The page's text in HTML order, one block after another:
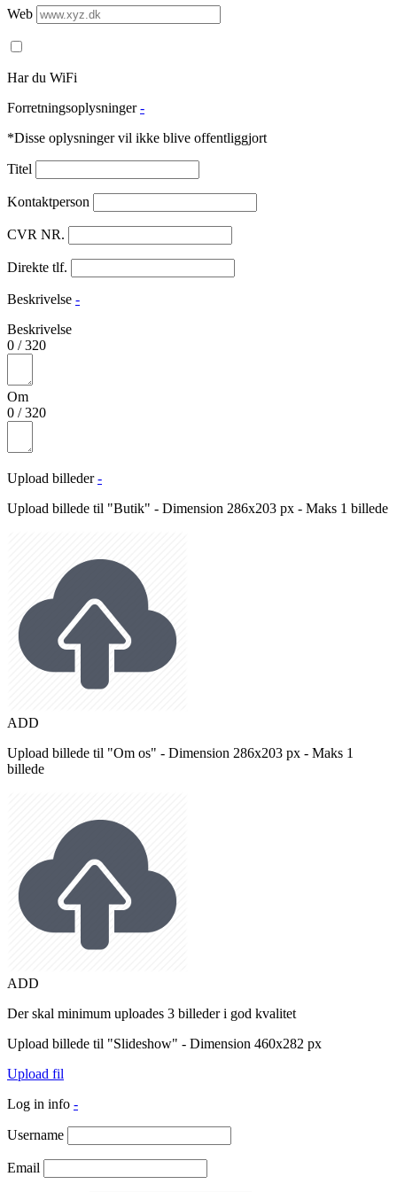
Web
Har du WiFi
Forretningsoplysninger -
*Disse oplysninger vil ikke blive offentliggjort
Titel
Kontaktperson
CVR NR.
Direkte tlf.
Beskrivelse -
Beskrivelse
0 /320
Om
0 /320
Upload billeder -
Upload billede til "Butik" - Dimension 286x203 px - Maks 1 billede
ADD
Upload billede til "Om os" - Dimension 286x203 px - Maks 1
billede
ADD
Der skal minimum uploades 3 billeder i god kvalitet
Upload billede til "Slideshow" - Dimension 460x282 px
Upload fil
Log in info -
Username
Email